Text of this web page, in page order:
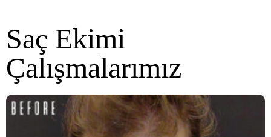
Saç Ekimi
Çalışmalarımız